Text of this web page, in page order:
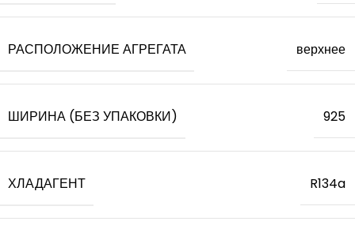
РАСПОЛОЖЕНИЕ АГРЕГАТА верхнее
ШИРИНА (БЕЗ УПАКОВКИ) 925
ХЛАДАГЕНТ R134a